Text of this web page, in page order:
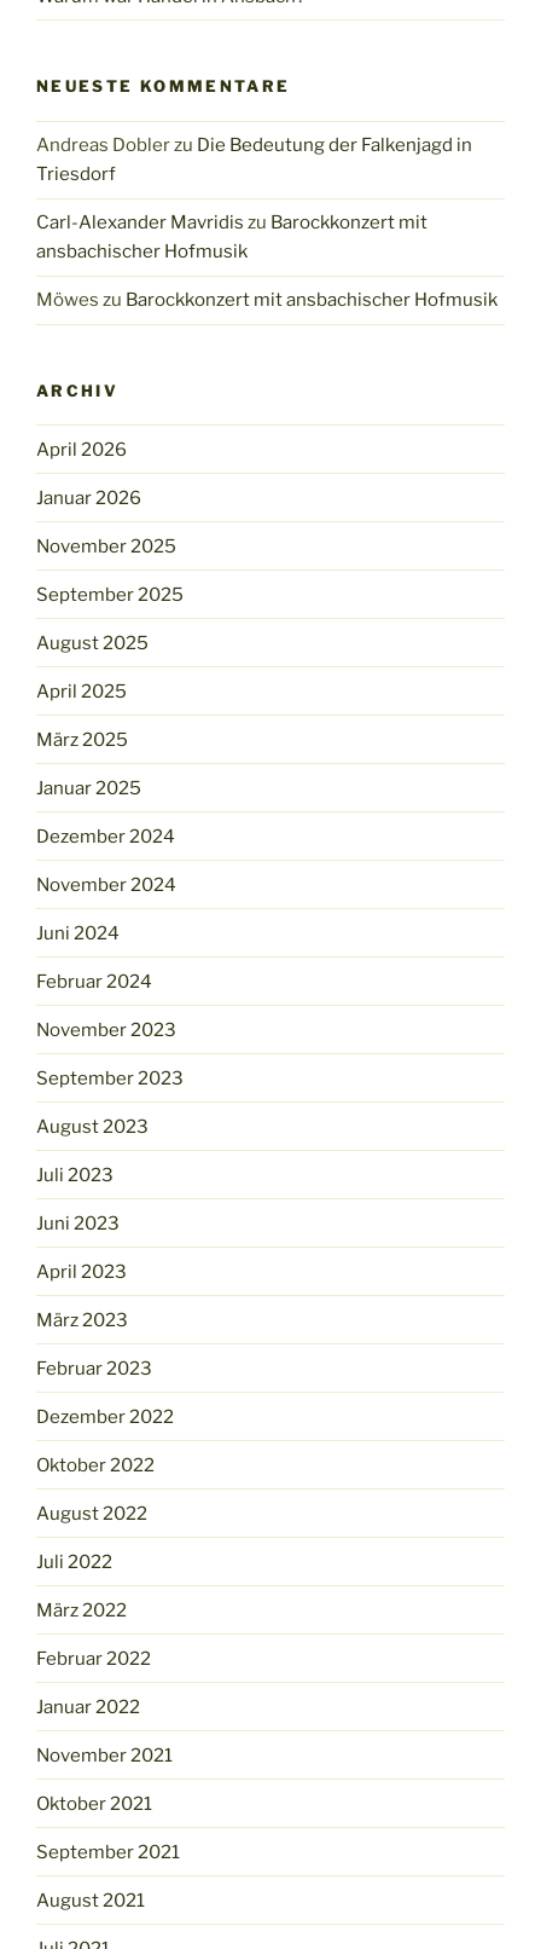
NEUESTE KOMMENTARE
Andreas Doblerzu Die Bedeutung der Falkenjagd in
Triesdorf
Carl-Alexander Mavridis zu Barockkonzert mit
ansbachischer Hofmusik
Möwes zu Barockkonzert mit ansbachischer Hofmusik
ARCHIV
April 2026
Januar 2026
November 2025
September 2025
August 2025
April 2025
März 2025
Januar 2025
Dezember 2024
November 2024
Juni 2024
Februar 2024
November 2023
September 2023
August 2023
Juli 2023
Juni 2023
April 2023
März 2023
Februar 2023
Dezember 2022
Oktober 2022
August 2022
Juli 2022
März 2022
Februar 2022
Januar 2022
November 2021
Oktober 2021
September 2021
August 2021